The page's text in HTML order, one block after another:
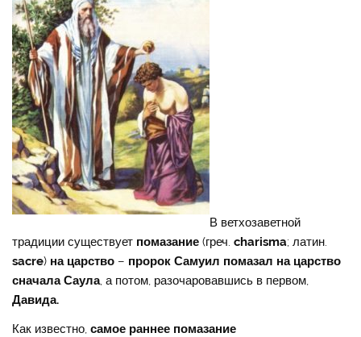
В ветхозаветной
традиции существует помазание (греч.charisma; латин.
sacre) на царство – пророк Самуил помазал на царство
сначала Саула, а потом, разочаровавшись в первом,
Давида.
Как известно,самое раннее помазание